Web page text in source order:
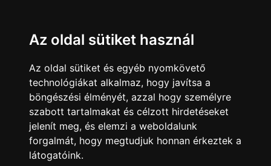
Az oldal sütiket használ
Az oldal sütiket és egyéb nyomkövető
technológiákat alkalmaz, hogy javítsa a
böngészési élményét, azzal hogy személyre
szabott tartalmakat és célzott hirdetéseket
jelenít meg, és elemzi a weboldalunk
forgalmát, hogy megtudjuk honnan érkeztek a
látogatóink.